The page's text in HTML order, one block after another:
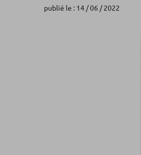
publié le : 14 / 06 / 2022